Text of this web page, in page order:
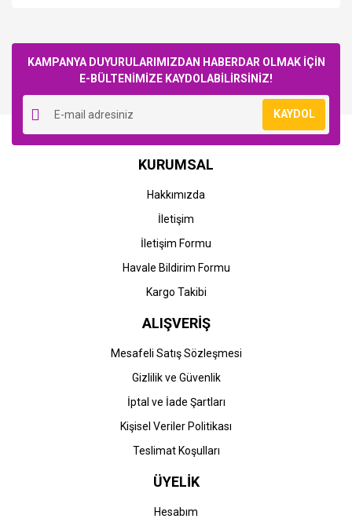
KAMPANYA DUYURULARIMIZDAN HABERDAR OLMAK İÇİN
E-BÜLTENİMİZE KAYDOLABİLİRSİNİZ!
KAYDOL
KURUMSAL
Hakkımızda
İletişim
İletişim Formu
Havale Bildirim Formu
Kargo Takibi
ALIŞVERİŞ
Mesafeli Satış Sözleşmesi
Gizlilik ve Güvenlik
İptal ve İade Şartları
Kişisel Veriler Politikası
Teslimat Koşulları
ÜYELİK
Hesabım